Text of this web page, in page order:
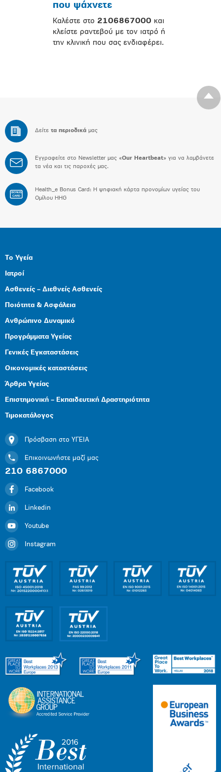
που ψάχνετε
Καλέστε στο 2106867000 και
κλείστε ραντεβού με τον ιατρό ή
την κλινική που σας ενδιαφέρει.
Δείτε τα περιοδικά μας
Εγγραφείτε στο Newsletter μας «Our Heartbeat» για να λαμβάνετε
τα νέα και τις παροχές μας.
BONUS
CARD
Health_e Bonus Card: H ψηφιακή κάρτα προνομίων υγείας του
Ομίλου HHG
Το Υγεία
Ιατροί
Ασθενείς – Διεθνείς Ασθενείς
Ποιότητα & Ασφάλεια
Ανθρώπινο Δυναμικό
Προγράμματα Υγείας
Γενικές Εγκαταστάσεις
Οικονομικές καταστάσεις
Άρθρα Υγείας
Επιστημονική – Εκπαιδευτική Δραστηριότητα
Τιμοκατάλογος
Πρόσβαση στο ΥΓΕΙΑ
Επικοινωνήστε μαζί μας
210 6867000
Facebook
Linkedin
Youtube
Instagram